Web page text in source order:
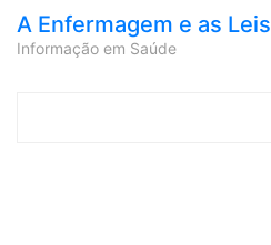
A Enfermagem e as Leis
Informação em Saúde